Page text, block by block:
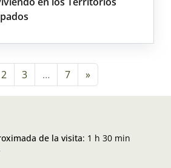
dans les
2 3 … 7 »
de la visita: 1 h 30 min